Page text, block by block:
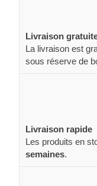
Livraison
La livraison est
sous réserve de
Livraison rapide
Les produits en
semaines.